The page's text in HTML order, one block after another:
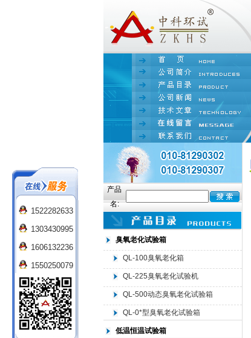
北京中科环试仪器有限公司
产品
名:
臭氧老化试验箱
QL-100臭氧老化箱
QL-225臭氧老化试验机
QL-500动态臭氧老化试验箱
QL-0*型臭氧老化试验箱
低温恒温试验箱
1522282633
1303430995
1606132236
1550250079